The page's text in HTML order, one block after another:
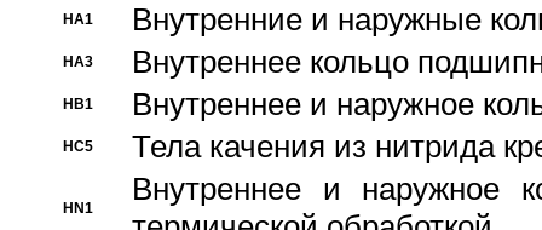
HA1 Внутренние и наружные
HA3 Bнутреннее кольцо
HB1 Bнутреннее и наружное
HC5 Тела качения из нитрида
HN1
Bнутреннее и наружное